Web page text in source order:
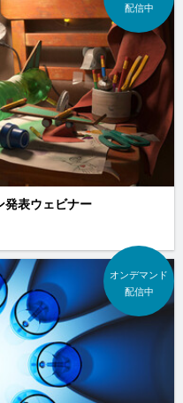
配信中
表ウェビナー
オンデマンド
配信中